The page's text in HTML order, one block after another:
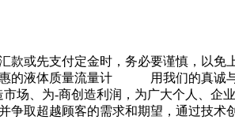
或先支付定金时，务必要谨慎，以
惠的液体质量流量计 用我们的真诚
场、为-商创造利润，为广大个人、企
并争取超越顾客的需求和期望，通